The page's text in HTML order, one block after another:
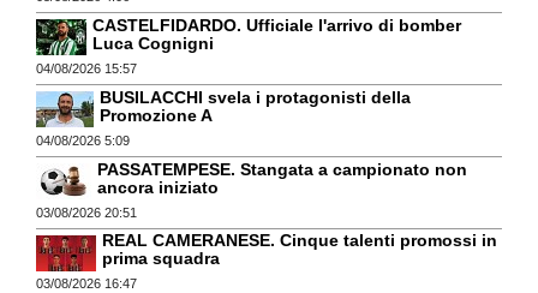
CASTELFIDARDO. Ufficiale l'arrivo di bomber
Luca Cognigni
04/08/2026 15:57
BUSILACCHI svela i protagonisti della
Promozione A
04/08/2026 5:09
PASSATEMPESE. Stangata a campionato non
ancora iniziato
03/08/2026 20:51
REAL CAMERANESE. Cinque talenti promossi in
prima squadra
03/08/2026 16:47